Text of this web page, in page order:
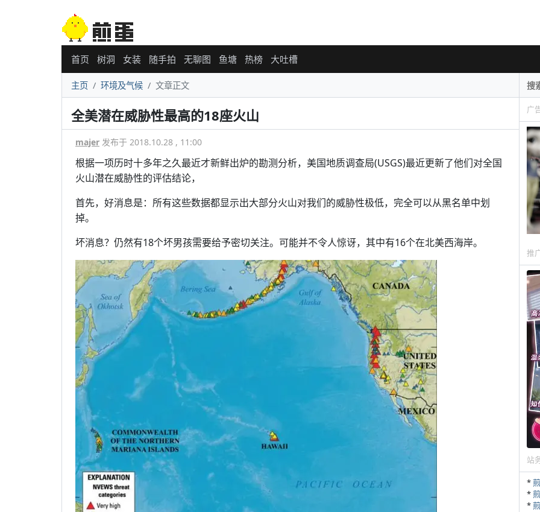
首页 树洞 女装 随手拍 无聊图 鱼塘 热榜 大吐槽
主页 环境及气候 文章正文
全美潜在威胁性最高的18座火山
majer 发布于 2018.10.28 , 11:00
根据一项历时十多年之久最近才新鲜出炉的勘测分析，美国地质调查局(USGS)最近更新了他们对全国
火山潜在威胁性的评估结论，
首先，好消息是：所有这些数据都显示出大部分火山对我们的威胁性极低，完全可以从黑名单中划
掉。
坏消息？仍然有18个坏男孩需要给予密切关注。可能并不令人惊讶，其中有16个在北美西海岸。
广
推
站
*
*
*